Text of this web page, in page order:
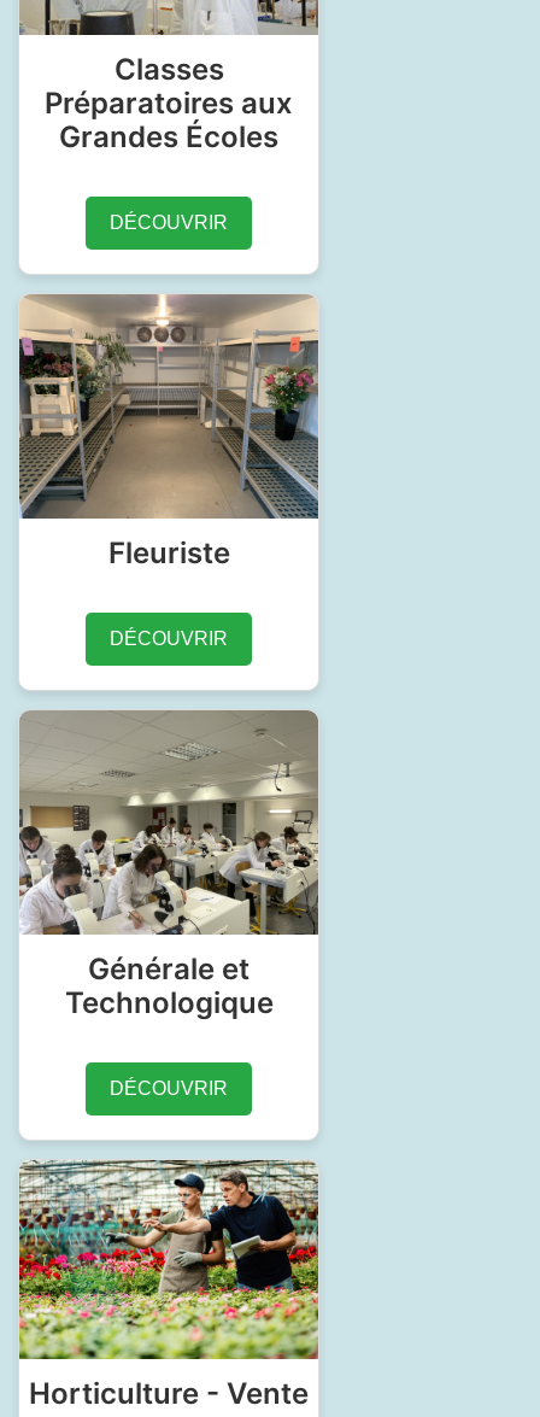
Classes
Préparatoires aux
Grandes Écoles
DÉCOUVRIR
Fleuriste
DÉCOUVRIR
Générale et
Technologique
DÉCOUVRIR
Horticulture - Vente